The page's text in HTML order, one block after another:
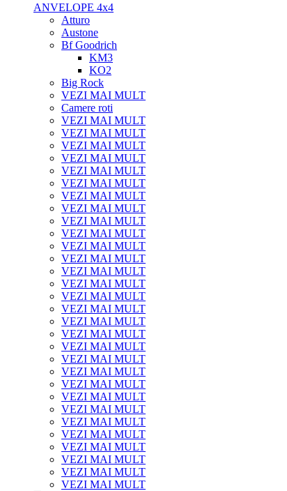
ANVELOPE 4x4
Atturo
Austone
Bf Goodrich
KM3
KO2
Big Rock
VEZI MAI MULT
Camere roti
VEZI MAI MULT
VEZI MAI MULT
VEZI MAI MULT
VEZI MAI MULT
VEZI MAI MULT
VEZI MAI MULT
VEZI MAI MULT
VEZI MAI MULT
VEZI MAI MULT
VEZI MAI MULT
VEZI MAI MULT
VEZI MAI MULT
VEZI MAI MULT
VEZI MAI MULT
VEZI MAI MULT
VEZI MAI MULT
VEZI MAI MULT
VEZI MAI MULT
VEZI MAI MULT
VEZI MAI MULT
VEZI MAI MULT
VEZI MAI MULT
VEZI MAI MULT
VEZI MAI MULT
VEZI MAI MULT
VEZI MAI MULT
VEZI MAI MULT
VEZI MAI MULT
VEZI MAI MULT
VEZI MAI MULT